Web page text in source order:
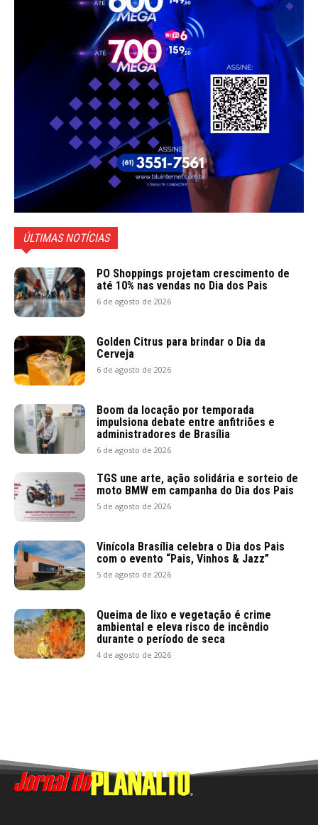
ÚLTIMAS NOTÍCIAS
PO Shoppings projetam crescimento de
até 10% nas vendas no Dia dos Pais
6 de agosto de 2026
Golden Citrus para brindar o Dia da
Cerveja
6 de agosto de 2026
Boom da locação por temporada
impulsiona debate entre anfitriões e
administradores de Brasília
6 de agosto de 2026
TGS une arte, ação solidária e sorteio de
moto BMW em campanha do Dia dos Pais
5 de agosto de 2026
Vinícola Brasília celebra o Dia dos Pais
com o evento “Pais, Vinhos & Jazz”
5 de agosto de 2026
Queima de lixo e vegetação é crime
ambiental e eleva risco de incêndio
durante o período de seca
4 de agosto de 2026